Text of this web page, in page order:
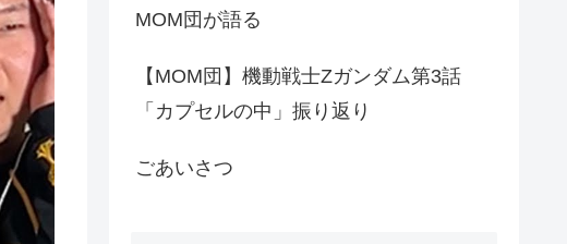
MOM団が語る
【MOM団】機動戦士Ζガンダム第3話
「カプセルの中」振り返り
ごあいさつ